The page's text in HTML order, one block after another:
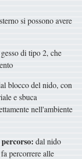
si possono avere
di tipo 2, che
blocco del nido, con
e sbuca
nell'ambiente
dal nido
percorrere alle